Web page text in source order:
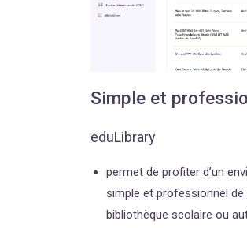
Simple et
eduLibrary
permet de profiter d’un
simple et professionnel de
bibliothèque scolaire ou